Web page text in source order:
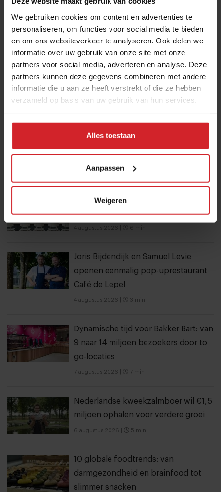
We gebruiken cookies om content en advertenties te
personaliseren, om functies voor social media te bieden
en om ons websiteverkeer te analyseren. Ook delen we
informatie over uw gebruik van onze site met onze
partners voor social media, adverteren en analyse. Deze
partners kunnen deze gegevens combineren met andere
informatie die u aan ze heeft verstrekt of die ze hebben
verzameld op basis van uw gebruik van hun services.
Alles toestaan
Aanpassen
Weigeren
Meld je aan voor de nieuwsbrief
THANKS
Ja, ik wil graag drie keer per week de nieuwsbrief
ontvangen met de laatste trends, culinaire inspiratie en
interviews van Food Inspiration per e-mail. Klik hier
voor meer informatie.
Best gelezen artikelen
Eten in Amsterdam: van verscholen
eetcafés tot De Strip in Noord
Joris Bijdendijk en Samuel Levie
openen eenmalig pop-uprestaurant
Café de Lepel
4 augustus 2026 3 min
Dynamische tijd voor Bakker Bart: van
9 naar 14 miljoen bezoekers door to
go-locaties
7 augustus 2026 7 min
Nederlandse kweekzalmboer wil €1,5
miljoen ophalen voor verdere groei
6 augustus 2026 5 min
10 globale foodtrends: van
darmgezondheid en brainfood tot
slimmer snacken